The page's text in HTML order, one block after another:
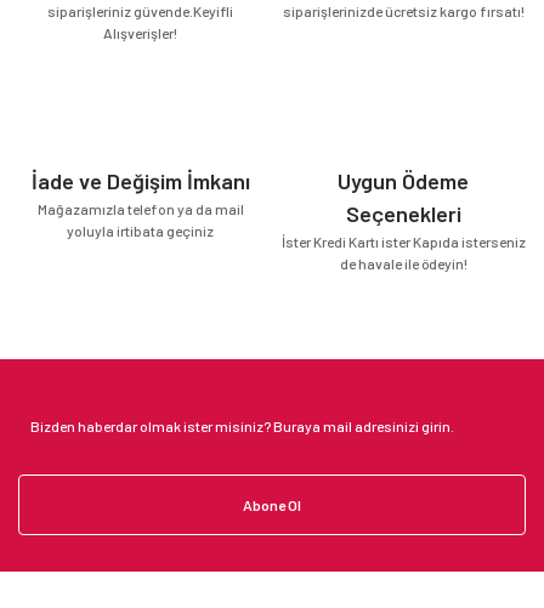
siparişleriniz güvende.Keyifli
Alışverişler!
siparişlerinizde ücretsiz kargo fırsatı!
İade ve Değişim İmkanı
Mağazamızla telefon ya da mail
yoluyla irtibata geçiniz
Uygun Ödeme
Seçenekleri
İster Kredi Kartı ister Kapıda isterseniz
de havale ile ödeyin!
Abone Ol